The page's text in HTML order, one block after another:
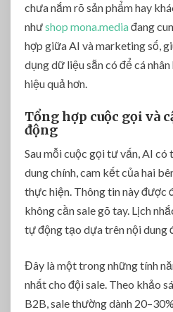
chưa nắm rõ sản phẩm hay
nhưshop mona.mediađang
hợp giữa AI và marketing số,
dụng dữ liệu sẵn có để cá
hiệu quả hơn.
Tổng hợp cuộc gọi và
động
Sau mỗi cuộc gọi tư vấn, AI có
dung chính, cam kết của hai
thực hiện. Thông tin này được
không cần sale gõ tay. Lịch
tự động tạo dựa trên nội dung
Đây là một trong những tính
nhất cho đội sale. Theo khảo
B2B, sale thường dành